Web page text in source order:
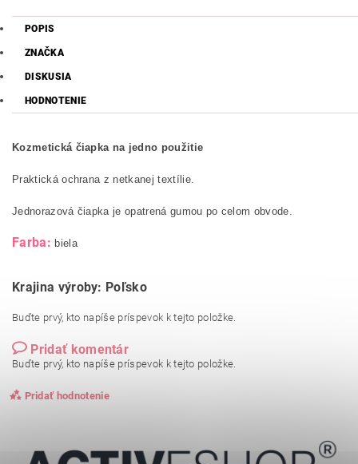
POPIS
ZNAČKA
DISKUSIA
HODNOTENIE
Kozmetická čiapka na jedno použitie
Praktická ochrana z netkanej textílie.
Jednorazová čiapka je opatrená gumou po celom obvode.
Farba: biela
Krajina výroby: Poľsko
Buďte prvý, kto napíše príspevok k tejto položke.
Pridať komentár
Buďte prvý, kto napíše príspevok k tejto položke.
Pridať hodnotenie